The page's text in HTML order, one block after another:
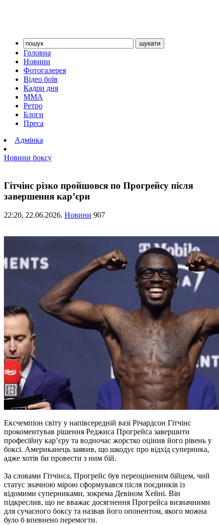
Головна
Новини
Фотогалерея
Відео боїв
Кадри дня
ММА
Ретро
Блоги
Преса
Адмінка
Новини боксу
Гітчінс різко пройшовся по Прогрейсу після
завершення кар’єри
22:20, 22.06.2026. Новини 907
Ексчемпіон світу у напівсередній вазі Річардсон Гітчінс
прокоментував рішення Реджиса Прогрейса завершити
професійну кар’єру та водночас жорстко оцінив його рівень у
боксі. Американець заявив, що шкодує про відхід суперника,
адже хотів би провести з ним бій.
За словами Гітчінса, Прогрейс був переоціненим бійцем, чий
статус значною мірою сформувався після поєдинків із
відомими суперниками, зокрема Девіном Хейні. Він
підкреслив, що не вважає досягнення Прогрейса визначними
для сучасного боксу та назвав його опонентом, якого можна
було б впевнено перемогти.